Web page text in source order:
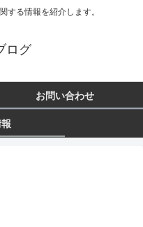
する情報を紹介します。
ログ
お問い合わせ